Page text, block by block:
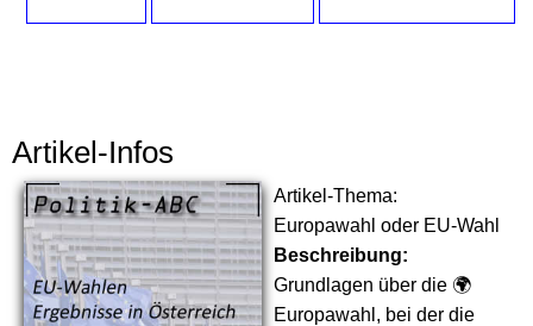
Artikel-Infos
Artikel-Thema:
Europawahl oder EU-Wahl
Beschreibung:
Grundlagen über die 🌍
Europawahl, bei der die